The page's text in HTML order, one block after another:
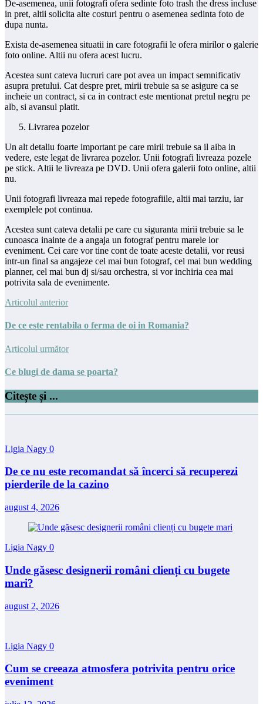
De-asemenea, unii fotografi ofera sedinte foto trash the dress incluse
in pret, altii solicita alte costuri pentru o asemenea sedinta foto de
dupa nunta.
Exista de-asemenea situatii in care fotografii le ofera mirilor o galerie
foto online. Altii nu ofera acest lucru.
Acestea sunt cateva lucruri care pot avea un impact semnificativ
asupra pretului. Cat despre pret, mirii trebuie sa se asigure ca se
incheie un contract, si ca in contract este mentionat pretul negru pe
alb, si avansul platit.
Livrarea pozelor
Un alt detaliu foarte important pe care mirii trebuie sa il aiba in
vedere, este legat de livrarea pozelor. Unii fotografi livreaza pozele
pe stick. Altii le livreaza pe DVD. Unii ofera galerii foto online, altii
nu.
Unii fotografi livreaza mai repede fotografiile, altii mai tarziu, iar
exemplele pot continua.
Acestea sunt cateva detalii pe care cu siguranta mirii trebuie sa le
cunoasca inainte de a angaja un fotograf pentru marele lor
eveniment. Cei care vor tine cont de toate aceste detalii, vor reusi
intr-un final sa angajeze cel mai bun fotograf, cel mai bun wedding
planner, cel mai bun dj si/sau orchestra, si vor inchiria cea mai
potrivita sala de evenimente.
Articolul anterior
De ce este rentabila o ferma de oi in Romania?
Articolul următor
Ce blugi de dama se poarta?
Citește și ...
Ligia Nagy 0
De ce nu este recomandat să încerci să recuperezi
pierderile de la cazino
august 4, 2026
Ligia Nagy 0
Unde găsesc designerii români clienți cu bugete
mari?
august 2, 2026
Ligia Nagy 0
Cum se creeaza atmosfera potrivita pentru orice
eveniment